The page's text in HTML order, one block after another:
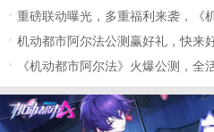
重磅联动曝光，多重福利来袭，《
台公测开启
机动都市阿尔法公测赢好礼，快来
《机动都市阿尔法》火爆公测，全